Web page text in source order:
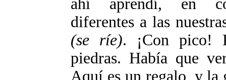
ahí aprendí, en
diferentes a las
(se ríe). ¡Con pico!
piedras. Había que
Aquí es un regalo, y